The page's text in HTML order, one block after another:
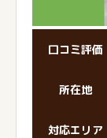
口コミ評価
所在地
対応エリア